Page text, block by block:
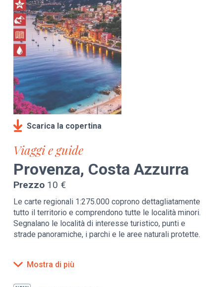
Scarica la copertina
Viaggi e guide
Provenza, Costa Azzurra
Prezzo 10 €
Le carte regionali 1:275.000 coprono dettagliatamente
tutto il territorio e comprendono tutte le località minori.
Segnalano le località di interesse turistico, punti e
strade panoramiche, i parchi e le aree naturali protette.
e praticità.
Mostra di più